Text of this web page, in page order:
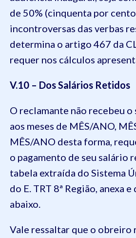
de 50% (cinquenta por
incontroversas das verbas
determina o artigo 467 da
requer nos cálculos
V.10 – Dos Salários Retidos
O reclamante não recebeu
aos meses de MÊS/ANO,
MÊS/ANO desta forma,
o pagamento de seu salário
tabela extraída do Sistema
do E. TRT 8ª Região, anexa
abaixo.
Vale ressaltar que o obreiro